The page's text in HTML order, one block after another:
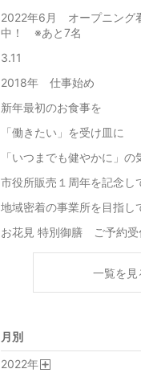
2022年6月 オープニング
中！ ※あと7名
3.11
2018年 仕事始め
新年最初のお食事を
「働きたい」を受け皿に
「いつまでも健やかに」の
市役所販売１周年を記念
地域密着の事業所を目指し
お花見 特別御膳 ご予約受
一覧を見
月別
2022年